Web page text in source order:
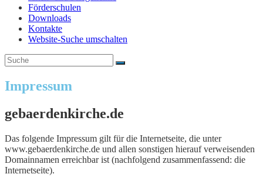
Förderschulen
Downloads
Kontakte
Website-Suche umschalten
Impressum
gebaerdenkirche.de
Das folgende Impressum gilt für die Internetseite, die unter
www.gebaerdenkirche.de und allen sonstigen hierauf verweisenden
Domainnamen erreichbar ist (nachfolgend zusammenfassend: die
Internetseite).